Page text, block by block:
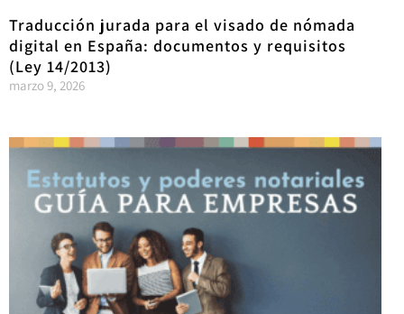
Traducción jurada para el visado de nómada
digital en España: documentos y requisitos
(Ley 14/2013)
marzo 9, 2026